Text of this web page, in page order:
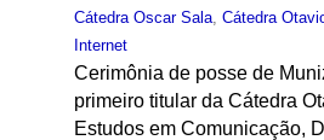
Cátedra Oscar Sala, Cátedra
Internet
Cerimônia de posse de
primeiro titular da Cátedra
Estudos em Comunicação,